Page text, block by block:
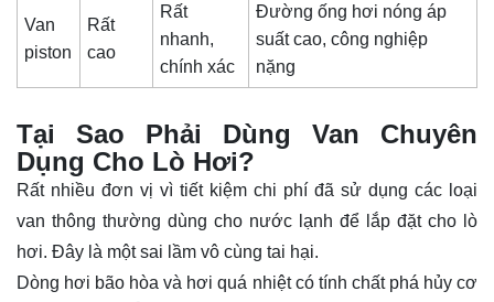
Van
piston
Rất
cao
Rất
nhanh,
chính xác
Đường ống hơi nóng áp
suất cao, công nghiệp
nặng
Tại Sao Phải Dùng Van Chuyên
Dụng Cho Lò Hơi?
Rất nhiều đơn vị vì tiết kiệm chi phí đã sử dụng các loại
van thông thường dùng cho nước lạnh để lắp đặt cho lò
hơi. Đây là một sai lầm vô cùng tai hại.
Dòng hơi bão hòa và hơi quá nhiệt có tính chất phá hủy cơ